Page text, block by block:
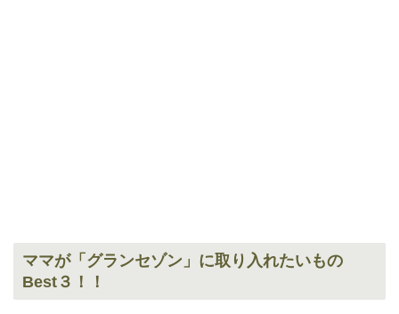
ママが「グランセゾン」に取り入れたいもの
Best３！！